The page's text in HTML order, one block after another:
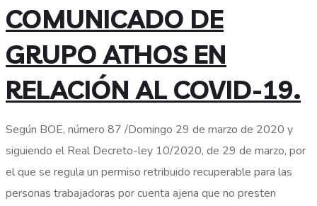
COMUNICADO DE
GRUPO ATHOS EN
RELACIÓN AL COVID-19.
Según BOE, número 87 /Domingo 29 de marzo de 2020 y
siguiendo el Real Decreto-ley 10/2020, de 29 de marzo, por
el que se regula un permiso retribuido recuperable para las
personas trabajadoras por cuenta ajena que no presten